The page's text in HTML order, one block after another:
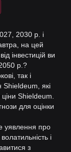
2030 р. і
на цей
інвестицій ви
р.?
так і
Shieldeum, які
Shieldeum.
для оцінки
уявлення про
і
з